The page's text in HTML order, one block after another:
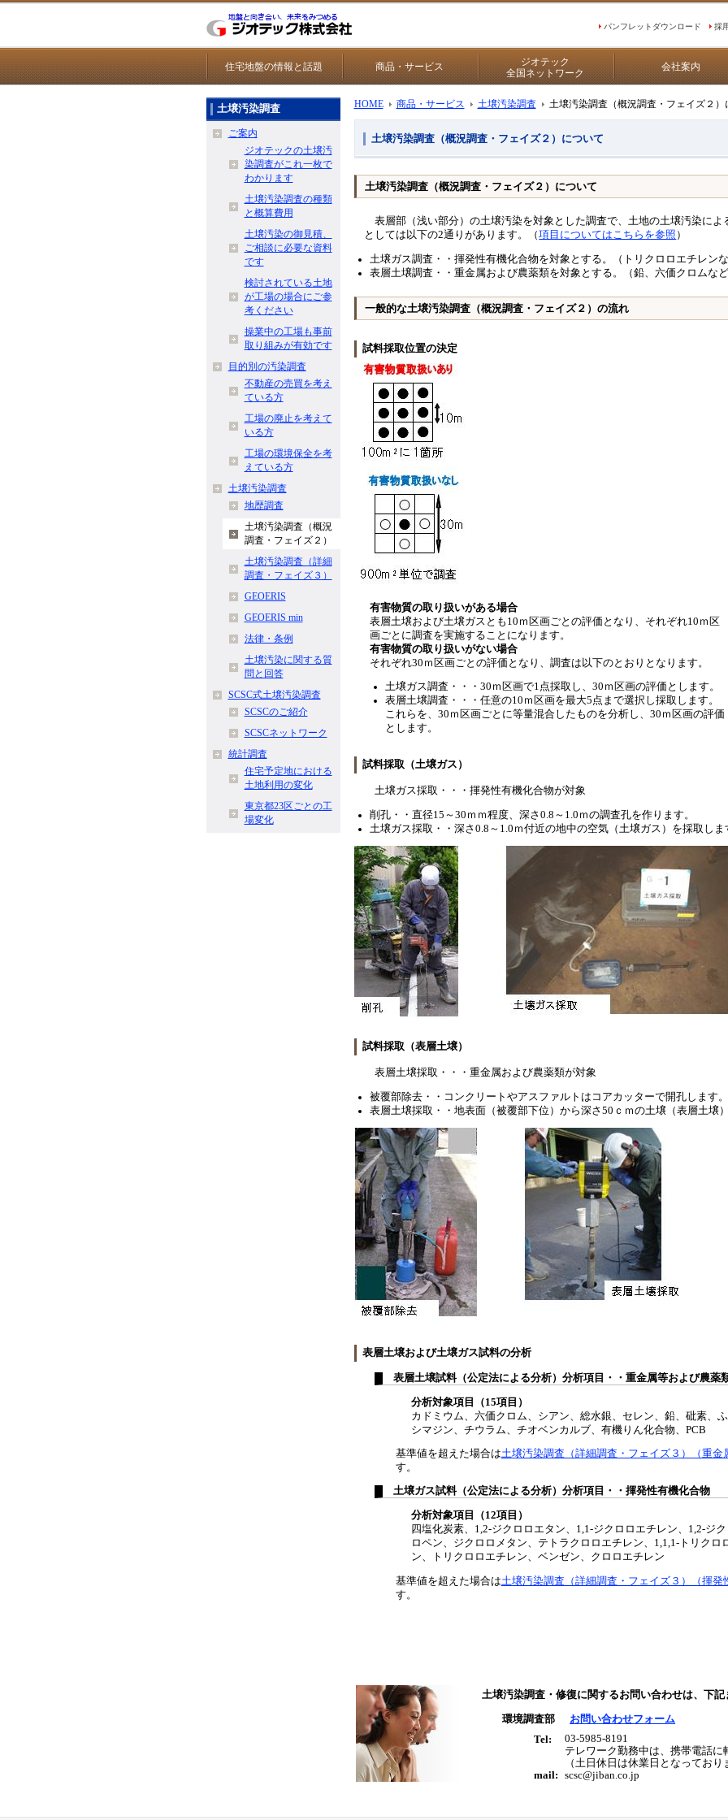
パンフレットダウンロード 採
住宅地盤の情報と話題 商品・サービス
ジオテック
全国ネットワーク
会社案内
HOME 商品・サービス 土壌汚染調査 土壌汚染調査（概況調査・フェイズ２）
土壌汚染調査（概況調査・フェイズ２）について
土壌汚染調査（概況調査・フェイズ２）について
表層部（浅い部分）の土壌汚染を対象とした調査で、土地の土壌汚染に
としては以下の2通りがあります。（項目についてはこちらを参照 ）
土壌ガス調査・・揮発性有機化合物を対象とする。（トリクロロエチレン
表層土壌調査・・重金属および農薬類を対象とする。（鉛、六価クロムな
一般的な土壌汚染調査（概況調査・フェイズ２）の流れ
試料採取位置の決定
有害物質の取り扱いがある場合
表層土壌および土壌ガスとも10ｍ区画ごとの評価となり、それぞれ10ｍ区
画ごとに調査を実施することになります。
有害物質の取り扱いがない場合
それぞれ30ｍ区画ごとの評価となり、調査は以下のとおりとなります。
土壌ガス調査・・・30ｍ区画で1点採取し、30ｍ区画の評価とします。
表層土壌調査・・・任意の10ｍ区画を最大5点まで選択し採取します。
これらを、30ｍ区画ごとに等量混合したものを分析し、30ｍ区画の評価
とします。
試料採取（土壌ガス）
土壌ガス採取・・・揮発性有機化合物が対象
削孔・・直径15～30ｍｍ程度、深さ0.8～1.0ｍの調査孔を作ります。
土壌ガス採取・・深さ0.8～1.0ｍ付近の地中の空気（土壌ガス）を採取しま
試料採取（表層土壌）
表層土壌採取・・・重金属および農薬類が対象
被覆部除去・・コンクリートやアスファルトはコアカッターで開孔します。
表層土壌採取・・地表面（被覆部下位）から深さ50ｃｍの土壌（表層土壌
表層土壌および土壌ガス試料の分析
表層土壌試料（公定法による分析）分析項目・・重金属等および農薬
分析対象項目（15項目）
カドミウム、六価クロム、シアン、総水銀、セレン、鉛、砒素、
シマジン、チウラム、チオベンカルブ、有機りん化合物、PCB
基準値を超えた場合は土壌汚染調査（詳細調査・フェイズ３）（重金
す。
土壌ガス試料（公定法による分析）分析項目・・揮発性有機化合物
分析対象項目（12項目）
四塩化炭素、1,2-ジクロロエタン、1,1-ジクロロエチレン、1,2-ジ
ロペン、ジクロロメタン、テトラクロロエチレン、1,1,1-トリクロ
ン、トリクロロエチレン、ベンゼン、クロロエチレン
基準値を超えた場合は土壌汚染調査（詳細調査・フェイズ３）（揮発
す。
土壌汚染調査・修復に関するお問い合わせは、下記
環境調査部
お問い合わせフォーム
Tel:
03-5985-8191
テレワーク勤務中は、携帯電話に
（土日休日は休業日となっており
mail:
scsc@jiban.co.jp
土壌汚染調査
ご案内
ジオテックの土壌汚
染調査がこれ一枚で
わかります
土壌汚染調査の種類
と概算費用
土壌汚染の御見積、
ご相談に必要な資料
です
検討されている土地
が工場の場合にご参
考ください
操業中の工場も事前
取り組みが有効です
目的別の汚染調査
不動産の売買を考え
ている方
工場の廃止を考えて
いる方
工場の環境保全を考
えている方
土壌汚染調査
地歴調査
土壌汚染調査（概況
調査・フェイズ２）
土壌汚染調査（詳細
調査・フェイズ３）
GEOERIS
GEOERIS min
法律・条例
土壌汚染に関する質
問と回答
SCSC式土壌汚染調査
SCSCのご紹介
SCSCネットワーク
統計調査
住宅予定地における
土地利用の変化
東京都23区ごとの工
場変化